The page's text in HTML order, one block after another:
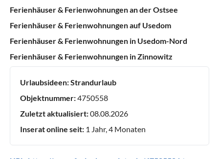
Ferienhäuser & Ferienwohnungen an der Ostsee
Ferienhäuser & Ferienwohnungen auf Usedom
Ferienhäuser & Ferienwohnungen in Usedom-Nord
Ferienhäuser & Ferienwohnungen in Zinnowitz
Urlaubsideen:Strandurlaub
Objektnummer:4750558
Zuletzt aktualisiert:08.08.2026
Inserat online seit: 1 Jahr, 4 Monaten